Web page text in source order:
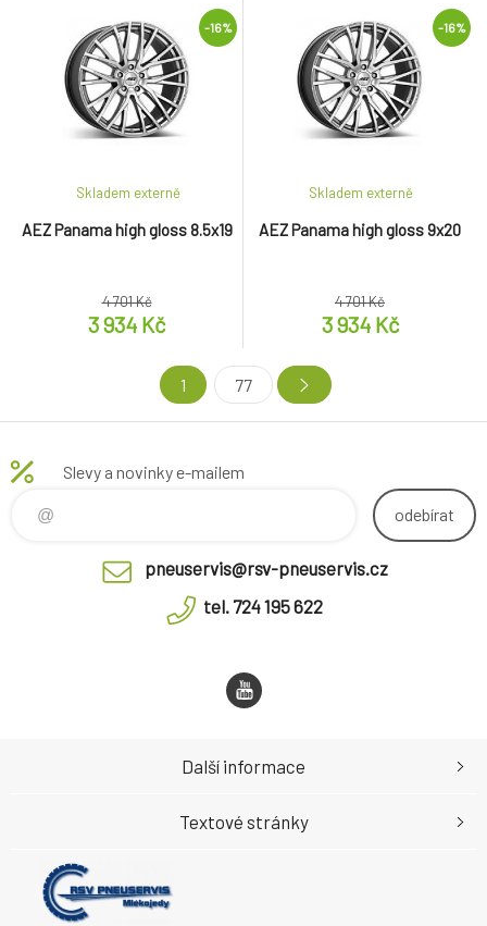
-16%
AEZ Panama high gloss 8.5x19
Skladem externě
4 701 Kč
3 934 Kč
-16%
AEZ Panama high gloss 9x20
Skladem externě
4 701 Kč
3 934 Kč
1 77
Slevy a novinky e-mailem
odebírat
pneuservis@rsv-pneuservis.cz
tel. 724 195 622
Další informace
Textové stránky